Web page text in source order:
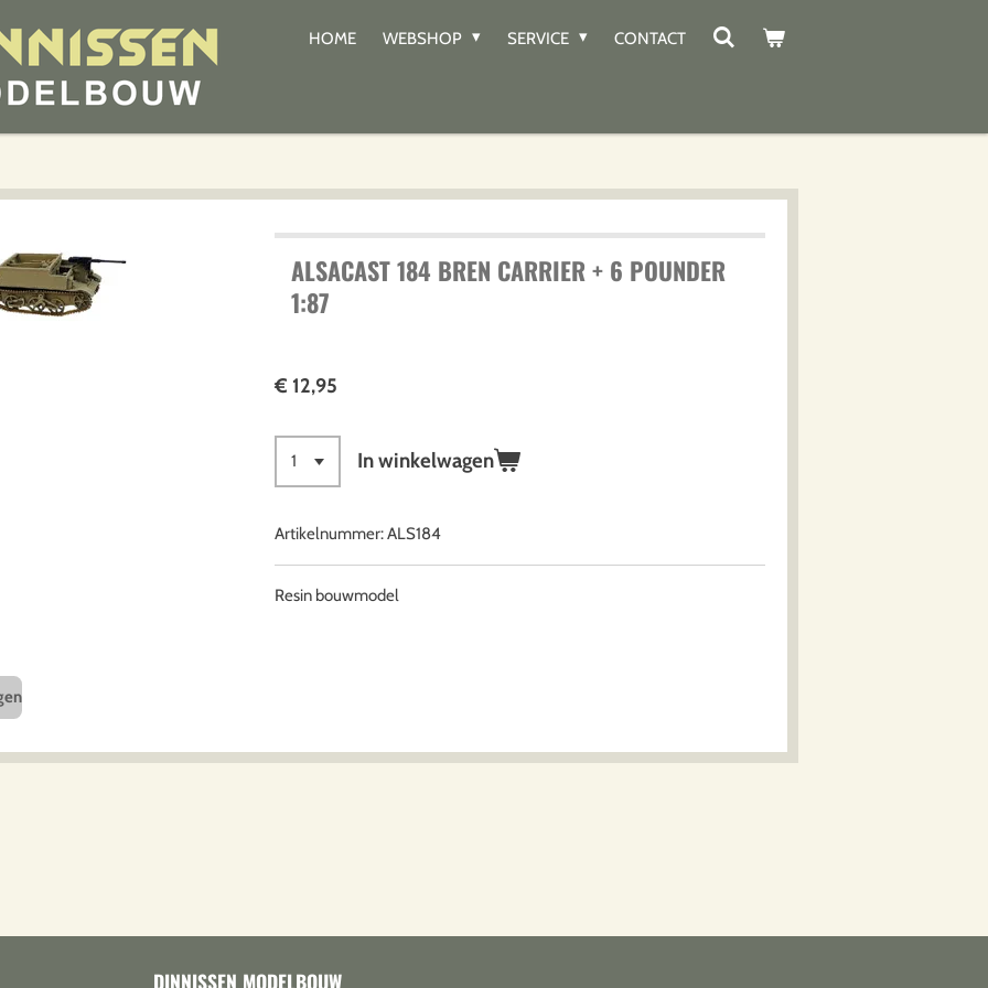
HOME WEBSHOP SERVICE CONTACT
ALSACAST 184 BREN CARRIER + 6 POUNDER
1:87
€ 12,95
In winkelwagen
Artikelnummer:ALS184
Resin bouwmodel
DINNISSEN MODELBOUW